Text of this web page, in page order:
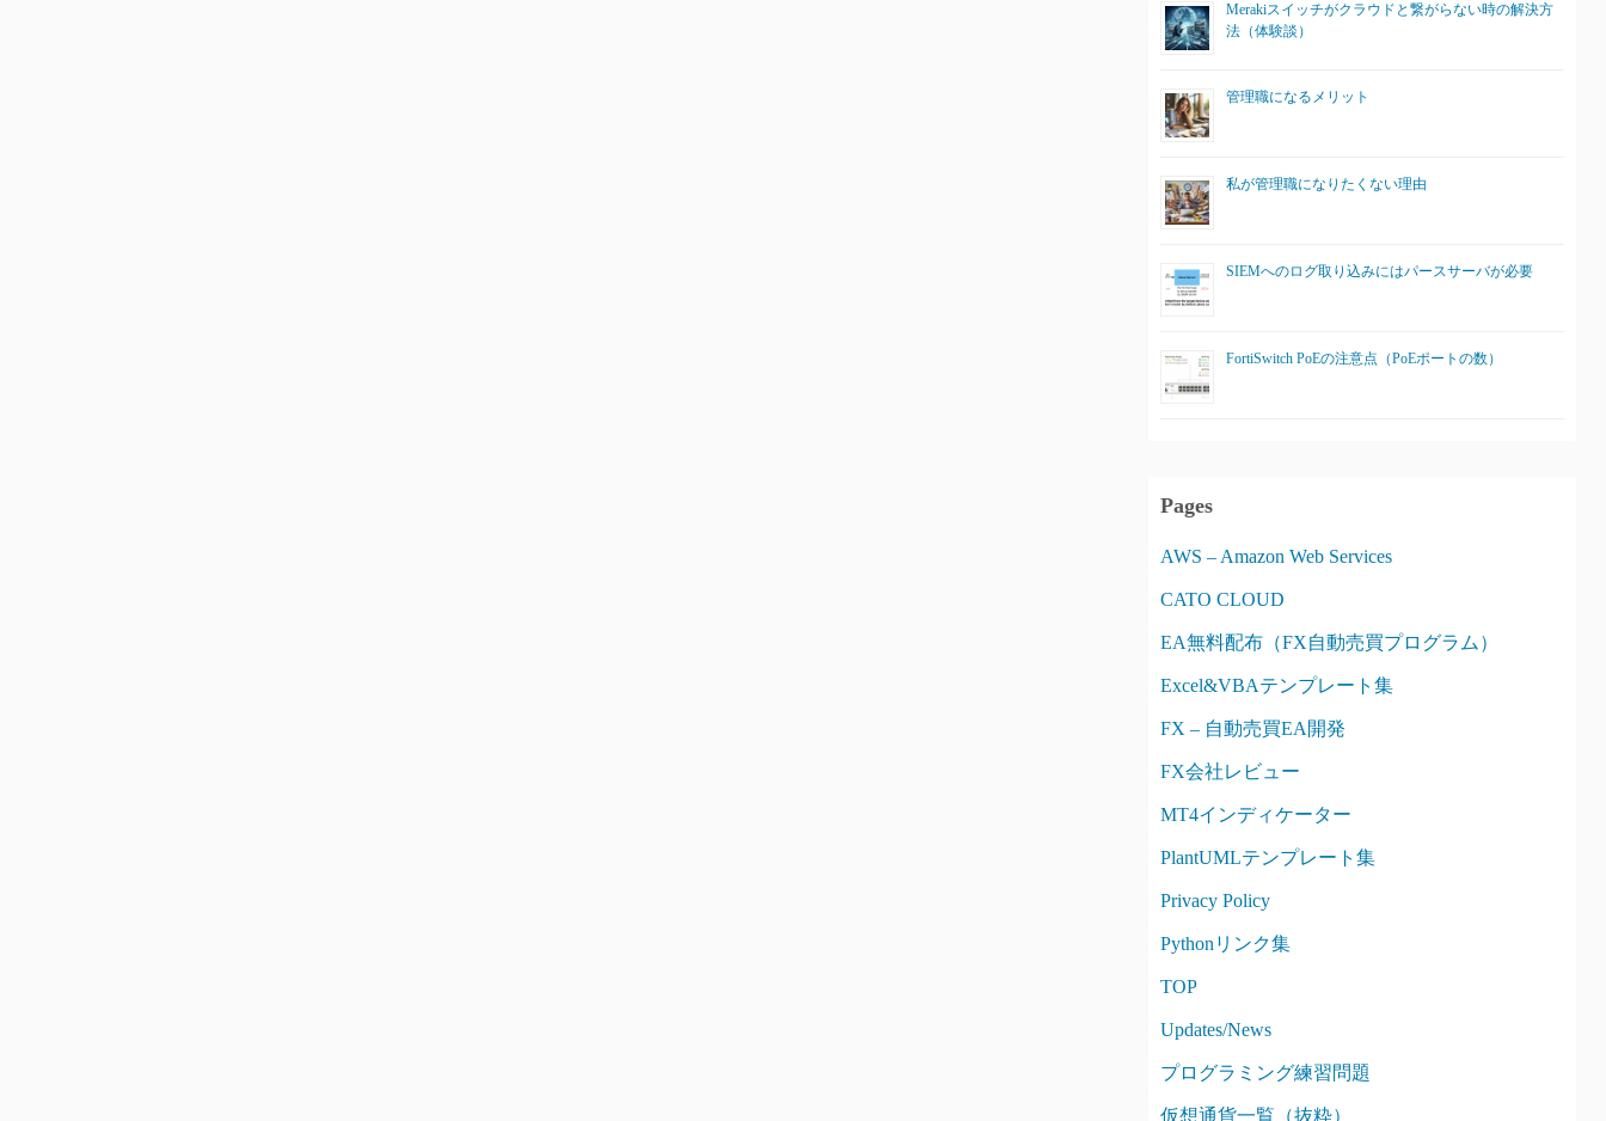
Merakiスイッチがクラウドと繋がらない時の解決方
法（体験談）
管理職になるメリット
私が管理職になりたくない理由
SIEMへのログ取り込みにはパースサーバが必要
FortiSwitch PoEの注意点（PoEポートの数）
Pages
AWS – Amazon Web Services
CATO CLOUD
EA無料配布（FX自動売買プログラム）
Excel&VBAテンプレート集
FX – 自動売買EA開発
FX会社レビュー
MT4インディケーター
PlantUMLテンプレート集
Privacy Policy
Pythonリンク集
TOP
Updates/News
プログラミング練習問題
仮想通貨一覧（抜粋）